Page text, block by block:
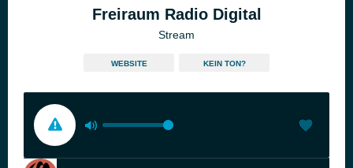
Freiraum Radio Digital
Stream
WEBSITE KEIN TON?